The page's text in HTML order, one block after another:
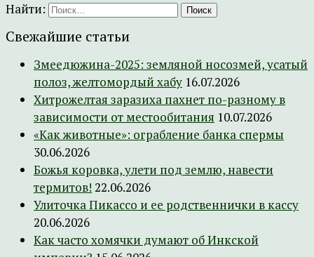
Найти:
Свежайшие статьи
Змеедюжина-2025: земляной носозмей, усатый
полоз, желтомордый хабу 16.07.2026
Хитрожелтая заразиха пахнет по-разному в
зависимости от местообитания 10.07.2026
«Как животные»: ограбление банка спермы
30.06.2026
Божья коровка, улети под землю, навести
термитов! 22.06.2026
Улиточка Пикассо и ее родственнички в кассу
20.06.2026
Как часто хомячки думают об Инкской